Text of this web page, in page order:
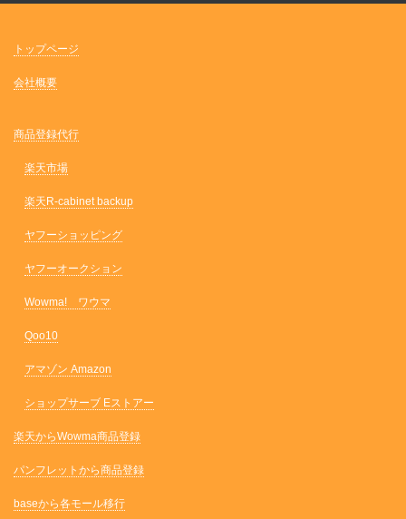
トップページ
会社概要
商品登録代行
楽天市場
楽天R-cabinet backup
ヤフーショッピング
ヤフーオークション
Wowma! ワウマ
Qoo10
アマゾン Amazon
ショップサーブ Eストアー
楽天からWowma商品登録
パンフレットから商品登録
baseから各モール移行